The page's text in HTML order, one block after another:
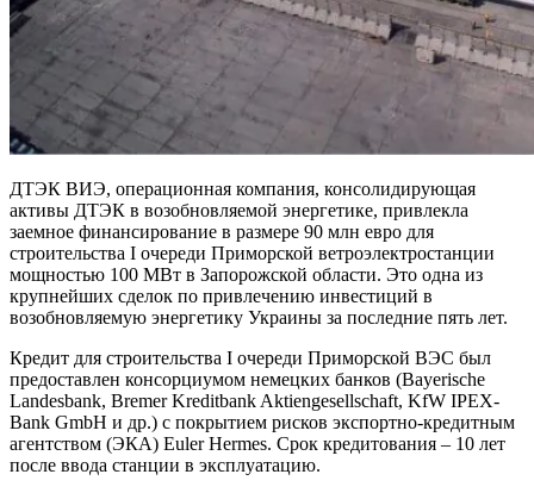
ДТЭК ВИЭ, операционная компания, консолидирующая
активы ДТЭК в возобновляемой энергетике, привлекла
заемное финансирование в размере 90 млн евро для
строительства I очереди Приморской ветроэлектростанции
мощностью 100 МВт в Запорожской области. Это одна из
крупнейших сделок по привлечению инвестиций в
возобновляемую энергетику Украины за последние пять лет.
Кредит для строительства I очереди Приморской ВЭС был
предоставлен консорциумом немецких банков (Bayerische
Landesbank, Bremer Kreditbank Aktiengesellschaft, KfW IPEX-
Bank GmbH и др.) с покрытием рисков экспортно-кредитным
агентством (ЭКА) Euler Hermes. Срок кредитования – 10 лет
после ввода станции в эксплуатацию.